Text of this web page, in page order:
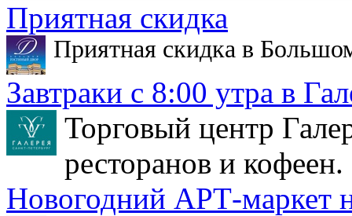
Приятная скидка
Приятная скидка в
Завтраки с 8:00 утра в
Торговый центр
ресторанов и кофеен.
Новогодний АРТ-маркет